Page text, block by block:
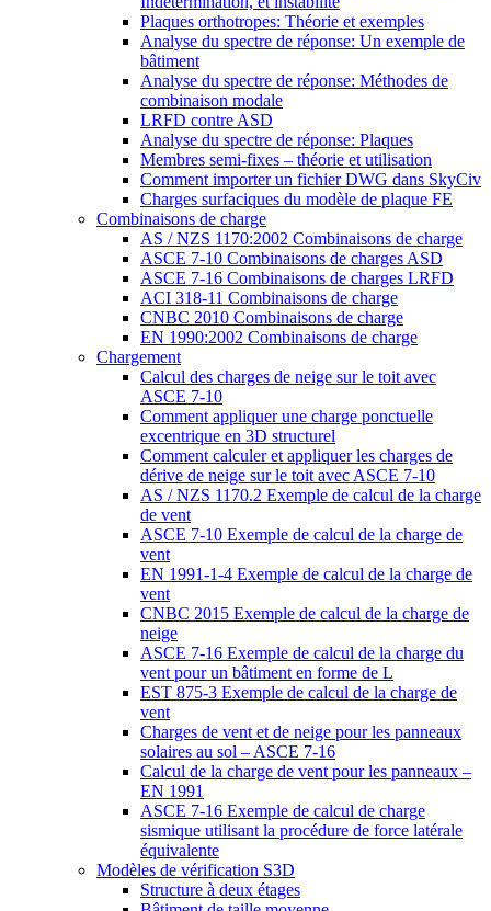
Plaques orthotropes: Théorie et exemples
Analyse du spectre de réponse: Un exemple de
bâtiment
Analyse du spectre de réponse: Méthodes de
combinaison modale
LRFD contre ASD
Analyse du spectre de réponse: Plaques
Membres semi-fixes – théorie et utilisation
Comment importer un fichier DWG dans SkyCiv
Charges surfaciques du modèle de plaque FE
Combinaisons de charge
AS / NZS 1170:2002 Combinaisons de charge
ASCE 7-10 Combinaisons de charges ASD
ASCE 7-16 Combinaisons de charges LRFD
ACI 318-11 Combinaisons de charge
CNBC 2010 Combinaisons de charge
EN 1990:2002 Combinaisons de charge
Chargement
Calcul des charges de neige sur le toit avec
ASCE 7-10
Comment appliquer une charge ponctuelle
excentrique en 3D structurel
Comment calculer et appliquer les charges de
dérive de neige sur le toit avec ASCE 7-10
AS / NZS 1170.2 Exemple de calcul de la charge
de vent
ASCE 7-10 Exemple de calcul de la charge de
vent
EN 1991-1-4 Exemple de calcul de la charge de
vent
CNBC 2015 Exemple de calcul de la charge de
neige
ASCE 7-16 Exemple de calcul de la charge du
vent pour un bâtiment en forme de L
EST 875-3 Exemple de calcul de la charge de
vent
Charges de vent et de neige pour les panneaux
solaires au sol – ASCE 7-16
Calcul de la charge de vent pour les panneaux –
EN 1991
ASCE 7-16 Exemple de calcul de charge
sismique utilisant la procédure de force latérale
équivalente
Modèles de vérification S3D
Structure à deux étages